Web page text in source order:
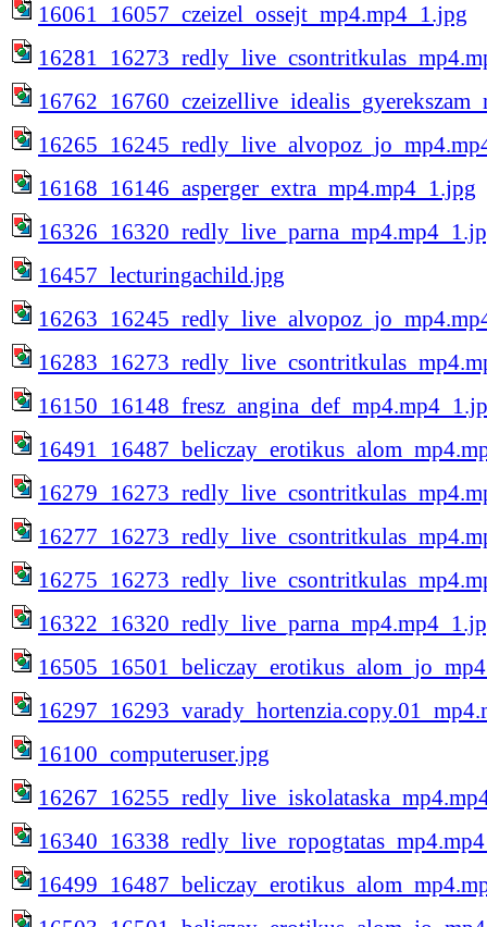
16061_16057_czeizel_ossejt_mp4.mp4_1.jpg
16168_16146_asperger_extra_mp4.mp4_1.jpg
16457_lecturingachild.jpg
16100_computeruser.jpg